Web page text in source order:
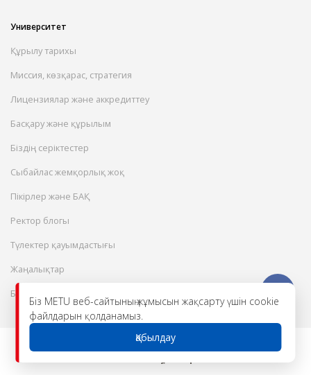
Біз METU веб-сайтының жұмысын жақсарту үшін cookie
файлдарын қолданамыз.
Қабылдау
Университет
Құрылу тарихы
Миссия, көзқарас, стратегия
Лицензиялар және аккредиттеу
Басқару және құрылым
Біздің серіктестер
Сыбайлас жемқорлық жоқ
Пікірлер және БАҚ
Ректор блогы
Түлектер қауымдастығы
Жаңалықтар
Бос жұмыс орындары
© 2026 Халықаралық инженерлік-